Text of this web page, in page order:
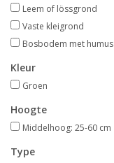
Bodemverbetering
Overige producten
Leem of lössgrond
Vaste kleigrond
Bosbodem met humus
Kleur
Groen
Hoogte
Middelhoog: 25-60 cm
Type